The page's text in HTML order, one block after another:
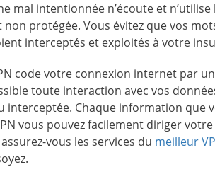
mal intentionnée n’écoute et
protégée. Vous évitez que vos
interceptés et exploités à votre
code votre connexion internet par
toute interaction avec vos
interceptée. Chaque information que
vous pouvez facilement diriger
vous les services du meilleur